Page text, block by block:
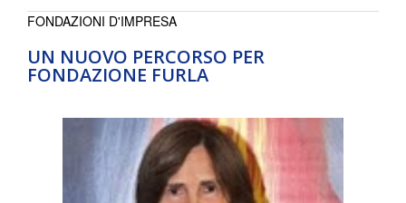
UN NUOVO PERCORSO PER
FONDAZIONE FURLA
FONDAZIONI D'IMPRESA